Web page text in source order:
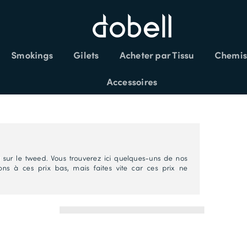
Smokings Gilets Acheter par Tissu
Accessoires
SUR LES SOLDES CODE:
le tweed. Vous trouverez ici quelques-uns de nos
à ces prix bas, mais faites vite car ces prix ne